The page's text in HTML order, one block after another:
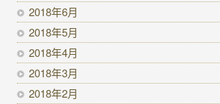
2018年6月
2018年5月
2018年4月
2018年3月
2018年2月